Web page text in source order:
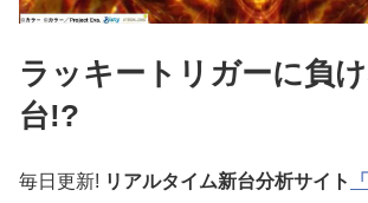
ラッキートリガーに負
台!?
毎日更新! リアルタイム新台分析サイト